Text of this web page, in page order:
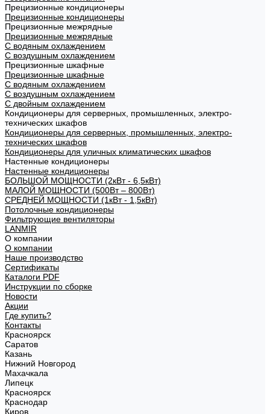
Прецизионные кондиционеры
Прецизионные кондиционеры
Прецизионные межрядные
Прецизионные межрядные
С водяным охлаждением
С воздушным охлаждением
Прецизионные шкафные
Прецизионные шкафные
С водяным охлаждением
С воздушным охлаждением
С двойным охлаждением
Кондиционеры для серверных, промышленных, электро-
технических шкафов
Кондиционеры для серверных, промышленных, электро-
технических шкафов
Кондиционеры для уличных климатических шкафов
Настенные кондиционеры
Настенные кондиционеры
БОЛЬШОЙ МОЩНОСТИ (2кВт - 6,5кВт)
МАЛОЙ МОЩНОСТИ (500Вт – 800Вт)
СРЕДНЕЙ МОЩНОСТИ (1кВт - 1,5кВт)
Потолочные кондиционеры
Фильтрующие вентиляторы
LANMIR
О компании
О компании
Наше производство
Сертификаты
Каталоги PDF
Инструкции по сборке
Новости
Акции
Где купить?
Контакты
Красноярск
Саратов
Казань
Нижний Новгород
Махачкала
Липецк
Красноярск
Краснодар
Киров